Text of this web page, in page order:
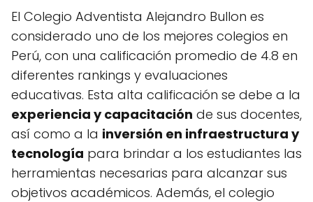
El Colegio Adventista Alejandro Bullon es
considerado uno de los mejores colegios en
Perú, con una calificación promedio de 4.8 en
diferentes rankings y evaluaciones
educativas. Esta alta calificación se debe a la
experiencia y capacitación de sus docentes,
así como a la inversión en infraestructura y
tecnología para brindar a los estudiantes las
herramientas necesarias para alcanzar sus
objetivos académicos. Además, el colegio